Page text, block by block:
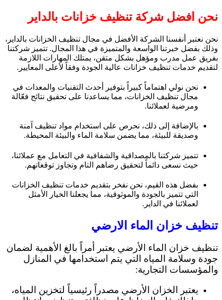
نحن افضل شركة تنظيف خزانات بالداير
نحن نعتبر أنفسنا الشركة الأفضل في مجال تنظيف الخزانات بالداير،
وذلك بفضل خبرتنا الواسعة والمتميزة في هذا المجال. تتميز شركتنا
بفريق عمل مدرب ومؤهل بشكل متقن، يمتلك المهارات اللازمة
لتقديم خدمات تنظيف خزانات عالية الجودة وفقاً لأعلى المعايير.
نحن نولي اهتماماً كبيراً بتوفير أحدث التقنيات والمعدات في
مجال تنظيف الخزانات، مما يساعدنا على تحقيق نتائج فعّالة
ومرضية لعملائنا.
بالإضافة إلى ذلك، نحرص على استخدام مواد تنظيف آمنة
وصديقة للبيئة، مما يضمن سلامة الماء والبيئة المحيطة.
تتميز شركتنا بالمصداقية والشفافية في التعامل مع عملائنا،
حيث نسعى دائماً لتحقيق رضاهم التام وتجاوز توقعاتهم.
بفضل هذه القيم، نحن نفخر بتقديم خدمات تنظيف الخزانات
التي تتميز بالجودة والموثوقية، مما يجعلنا الخيار الأمثل
لعملائنا في الداير.
تنظيف خزان الماء الارضي
تنظيف خزان الماء الأرضي يعتبر أمراً بالغ الأهمية لضمان
جودة وسلامة المياه التي يتم استخدامها في المنازل
والمؤسسات التجارية:
يعتبر الخزان الأرضي مصدراً رئيسياً لتخزين المياه،